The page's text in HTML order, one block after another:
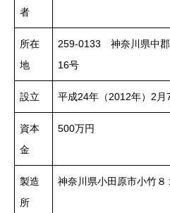
者
所在
地
259-0133 神奈川県中
16号
設立 平成24年（2012年）2月
資本
金
500万円
製造
所
神奈川県小田原市小竹８